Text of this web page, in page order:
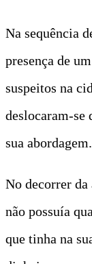
Na sequência
presença de
suspeitos na
deslocaram-se
sua abordagem.
No decorrer
não possuía
que tinha na